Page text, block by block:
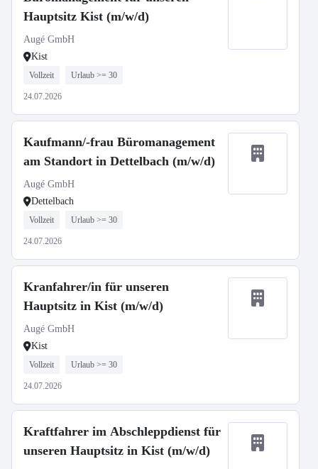
Hauptsitz Kist (m/w/d)
Augé GmbH
Kist
Vollzeit Urlaub >= 30
24.07.2026
Kaufmann/-frau Büromanagement
am Standort in Dettelbach (m/w/d)
Augé GmbH
Dettelbach
Vollzeit Urlaub >= 30
24.07.2026
Kranfahrer/in für unseren
Hauptsitz in Kist (m/w/d)
Augé GmbH
Kist
Vollzeit Urlaub >= 30
24.07.2026
Kraftfahrer im Abschleppdienst für
unseren Hauptsitz in Kist (m/w/d)